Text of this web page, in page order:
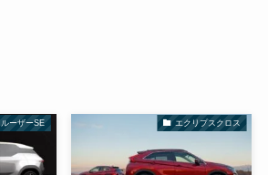
ーザーSE エクリプスクロス